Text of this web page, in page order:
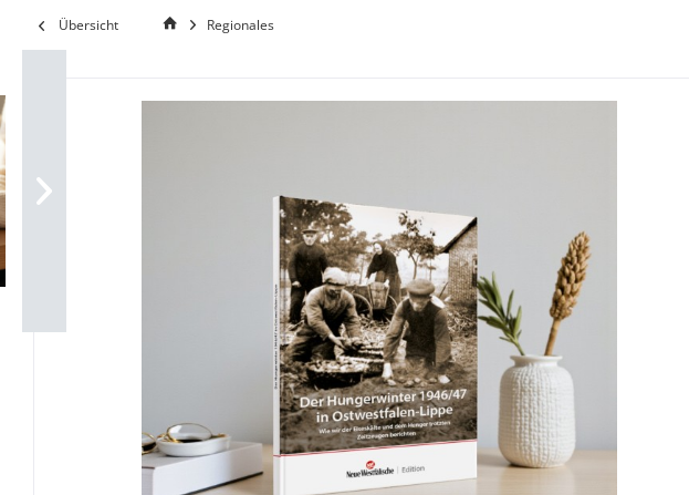
Übersicht Regionales